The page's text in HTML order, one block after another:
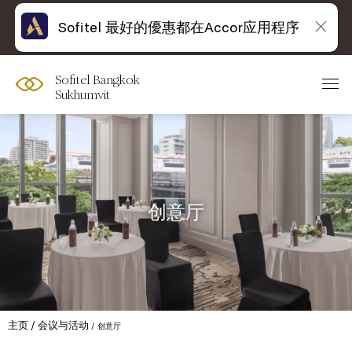
Sofitel Bangkok
Sukhumvit
创意厅
主页 会议与活动 创意厅
Sofitel 最好的優惠都在Accor应用程序